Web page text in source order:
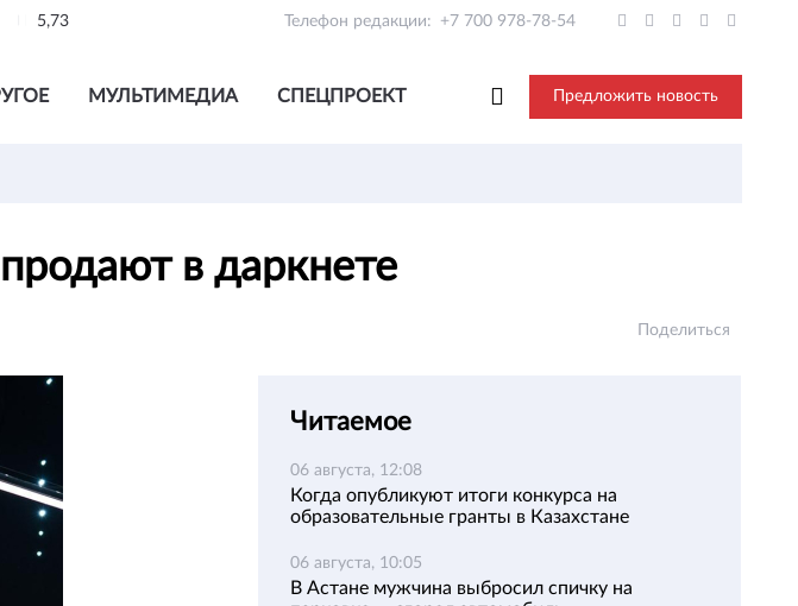
5,73 Телефон редакции: +7 700 978-78-54
МУЛЬТИМЕДИА СПЕЦПРОЕКТ Предложить новость
в даркнете
Поделиться
Читаемое
06 августа, 12:08
Когда опубликуют итоги конкурса на
образовательные гранты в Казахстане
06 августа, 10:05
В Астане мужчина выбросил спичку на